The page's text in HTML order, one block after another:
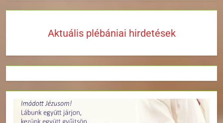
Aktuális plébániai hirdetések